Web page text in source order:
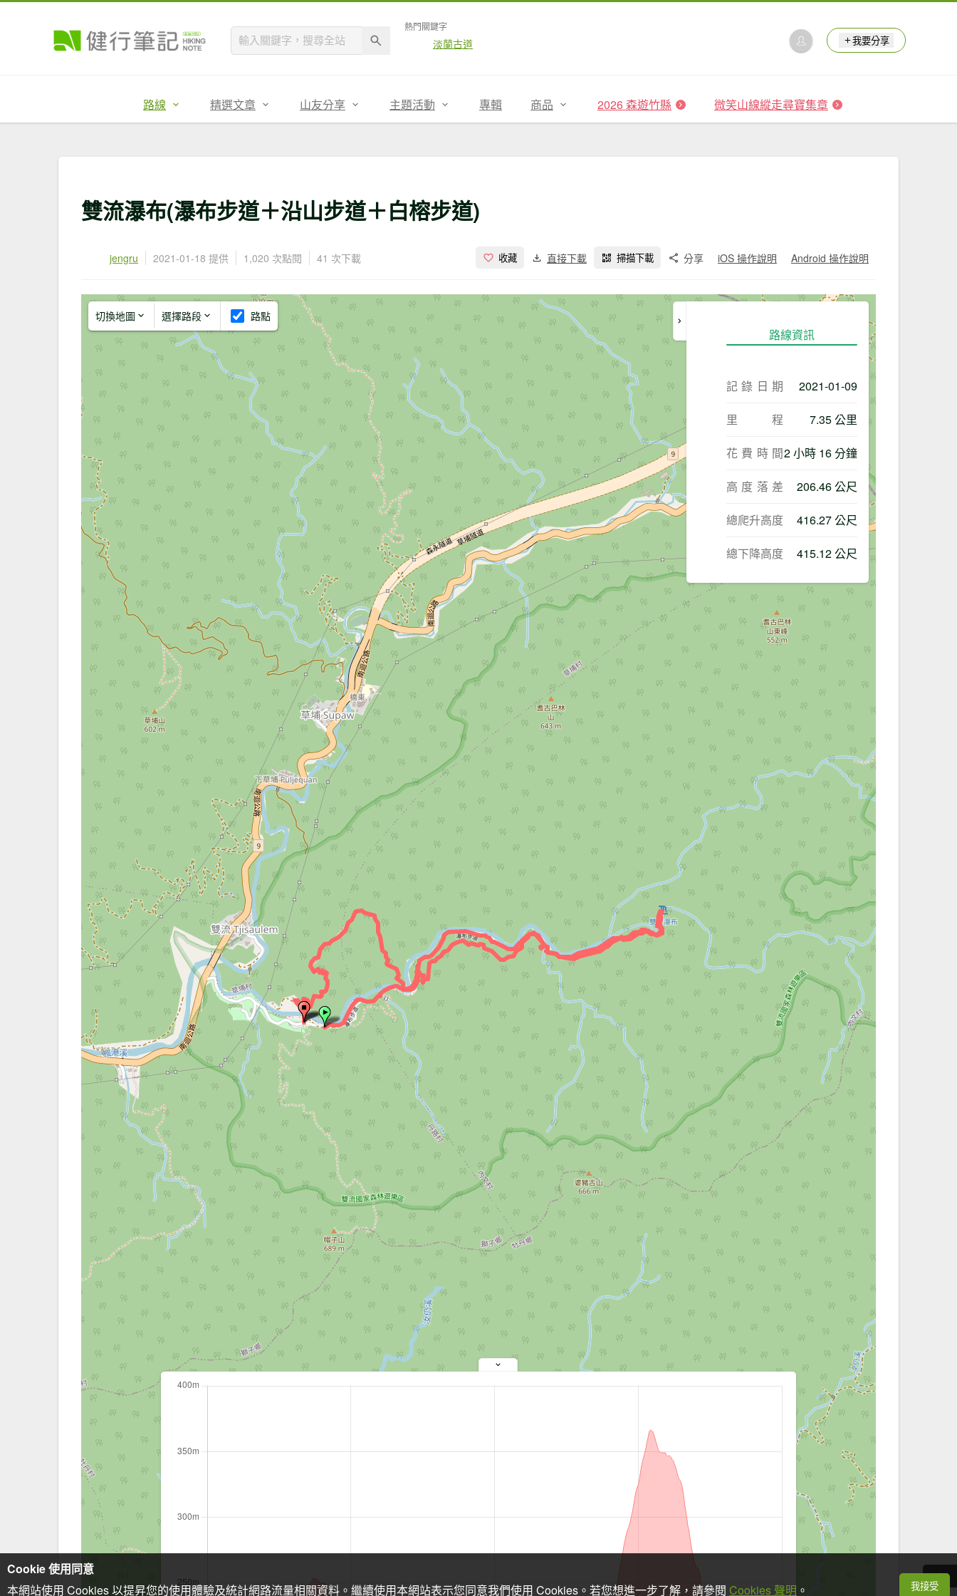
熱門關鍵字
淡蘭古道 我要分享
路線 精選文章 山友分享 主題活動 專輯 商品 2026 森遊竹縣 微笑山線縱走尋寶集章
雙流瀑布(瀑布步道＋沿山步道＋白榕步道)
jengru 2021-01-18 提供 1,020 次點閱 41 次下載 收藏 直接下載 掃描下載 分享 iOS 操作說明 Android 操作說明
切換地圖 選擇路段 路點
路線資訊
記錄日期 2021-01-09
里程 7.35 公里
花費時間2 小時 16 分鐘
高度落差 206.46 公尺
總爬升高度 416.27 公尺
總下降高度 415.12 公尺
Cookie 使用同意
本網站使用 Cookies 以提昇您的使用體驗及統計網路流量相關資料。繼續使用本網站表示您同意我們使用 Cookies。若您想進一步了解，請參閱 Cookies 聲明 。 我接受